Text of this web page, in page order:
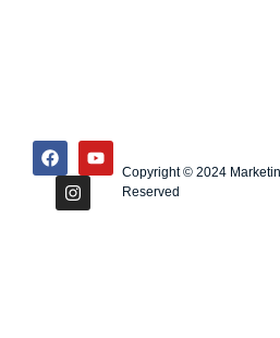
Copyright © 2024
Reserved